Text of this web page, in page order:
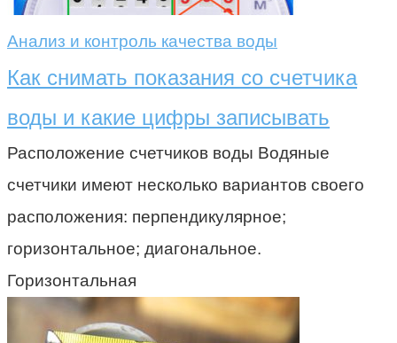
Анализ и контроль качества воды
Как снимать показания со счетчика
воды и какие цифры записывать
Расположение счетчиков воды Водяные
счетчики имеют несколько вариантов своего
расположения: перпендикулярное;
горизонтальное; диагональное.
Горизонтальная